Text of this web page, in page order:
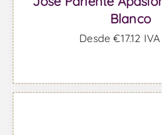
Blanco
Desde €17,12